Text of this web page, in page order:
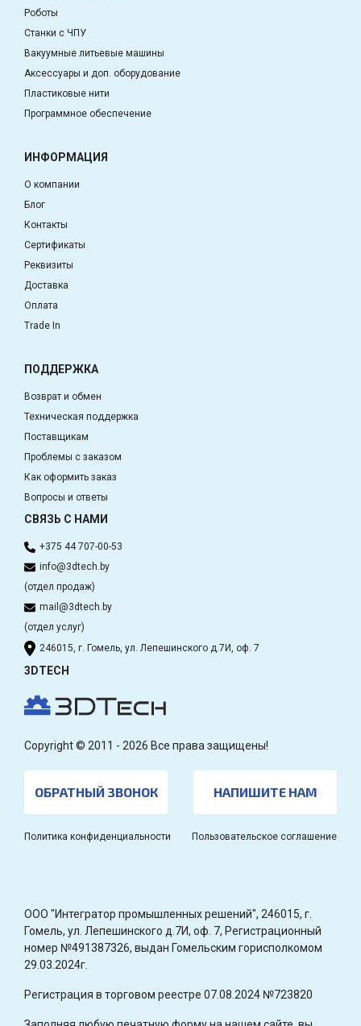
Роботы
Станки с ЧПУ
Вакуумные литьевые машины
Аксессуары и доп. оборудование
Пластиковые нити
Программное обеспечение
ИНФОРМАЦИЯ
О компании
Блог
Контакты
Сертификаты
Реквизиты
Доставка
Оплата
Trade In
ПОДДЕРЖКА
Возврат и обмен
Техническая поддержка
Поставщикам
Проблемы с заказом
Как оформить заказ
Вопросы и ответы
СВЯЗЬ С НАМИ
+375 44 707-00-53
info@3dtech.by
(отдел продаж)
mail@3dtech.by
(отдел услуг)
246015, г. Гомель, ул. Лепешинского д.7И, оф. 7
3DTECH
Copyright © 2011 - 2026 Все права защищены!
ОБРАТНЫЙ ЗВОНОК НАПИШИТЕ НАМ
Политика конфиденциальности Пользовательское соглашение
OOO "Интегратор промышленных решений", 246015, г.
Гомель, ул. Лепешинского д.7И, оф. 7, Регистрационный
номер №491387326, выдан Гомельским горисполкомом
29.03.2024г.
Регистрация в торговом реестре 07.08.2024 №723820